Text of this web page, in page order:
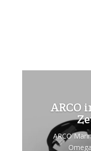
ARCO
ARCO